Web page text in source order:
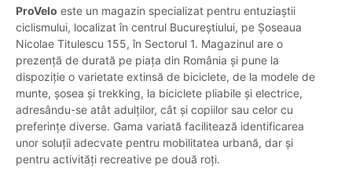
ProVelo este un magazin specializat pentru entuziaștii
ciclismului, localizat în centrul Bucureștiului, pe Șoseaua
Nicolae Titulescu 155, în Sectorul 1. Magazinul are o
prezență de durată pe piața din România și pune la
dispoziție o varietate extinsă de biciclete, de la modele de
munte, șosea și trekking, la biciclete pliabile și electrice,
adresându-se atât adulților, cât și copiilor sau celor cu
preferințe diverse. Gama variată facilitează identificarea
unor soluții adecvate pentru mobilitatea urbană, dar și
pentru activități recreative pe două roți.